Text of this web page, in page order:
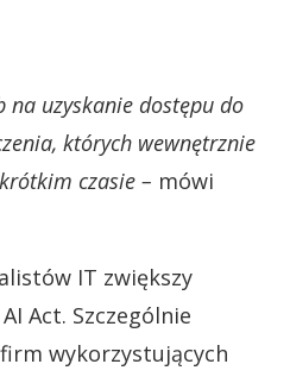
na uzyskanie dostępu do
których wewnętrznie
czasie – mówi
IT zwiększy
Act. Szczególnie
wykorzystujących